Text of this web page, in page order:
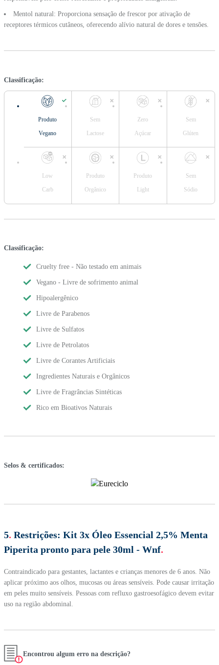
Mentol natural: Proporciona sensação de frescor por ativação de
receptores térmicos cutâneos, oferecendo alívio natural de dores e tensões.
Classificação:
Produto
Vegano
Sem
Lactose
Zero
Açúcar
Sem
Glúten
Low
Carb
Produto
Orgânico
Produto
Light
Sem
Sódio
Classificação:
Cruelty free - Não testado em animais
Vegano - Livre de sofrimento animal
Hipoalergênico
Livre de Parabenos
Livre de Sulfatos
Livre de Petrolatos
Livre de Corantes Artificiais
Ingredientes Naturais e Orgânicos
Livre de Fragrâncias Sintéticas
Rico em Bioativos Naturais
Selos & certificados:
5. Restrições: Kit 3x Óleo Essencial 2,5% Menta
Piperita pronto para pele 30ml - Wnf.
Contraindicado para gestantes, lactantes e crianças menores de 6 anos. Não
aplicar próximo aos olhos, mucosas ou áreas sensíveis. Pode causar irritação
em peles muito sensíveis. Pessoas com refluxo gastroesofágico devem evitar
uso na região abdominal.
Encontrou algum erro na descrição?